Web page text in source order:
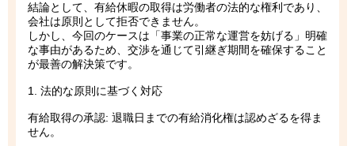
結論として、有給休暇の取得は労働者の法的な権利であり、
会社は原則として拒否できません。
しかし、今回のケースは「事業の正常な運営を妨げる」明確
な事由があるため、交渉を通じて引継ぎ期間を確保すること
が最善の解決策です。
1. 法的な原則に基づく対応
有給取得の承認: 退職日までの有給消化権は認めざるを得ま
せん。